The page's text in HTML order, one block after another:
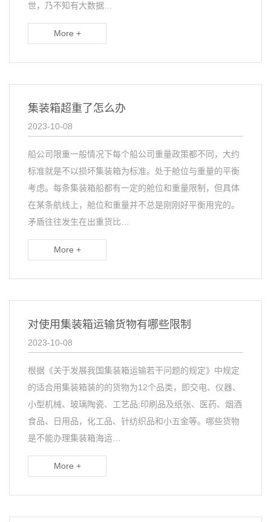
世，乃不知有大数据…
More +
集装箱超重了怎么办
2023-10-08
船公司限重一般情况下每个船公司重量政策都不同，大约
标准就是不以损坏集装箱为标准。处于舱位与重量的平衡
考虑。每条集装箱船都有一定的舱位和重量限制，但具体
在某条航线上，舱位和重量并不总是刚刚好平衡用完的。
矛盾往往发生在出重货比…
More +
对使用集装箱运输货物有哪些限制
2023-10-08
根据《关于发展我国集装箱运输若干问题的规定》中规定
的适合用集装箱装的的货物为12个品类，即交电、仪器、
小型机械、玻璃陶瓷、工艺品;印刷品及纸张、医药、烟酒
食品、日用品，化工品、针纺织品和小五金等。哪些货物
是不能办理集装箱海运…
More +